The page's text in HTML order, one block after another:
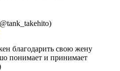
благодарить свою жену
понимает и принимает